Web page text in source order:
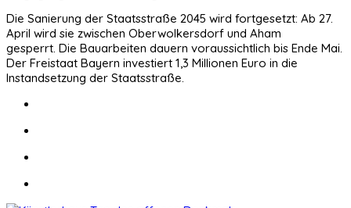
Die Sanierung der Staatsstraße 2045 wird fortgesetzt: Ab 27.
April wird sie zwischen Oberwolkersdorf und Aham
gesperrt. Die Bauarbeiten dauern voraussichtlich bis Ende Mai.
Der Freistaat Bayern investiert 1,3 Millionen Euro in die
Instandsetzung der Staatsstraße.